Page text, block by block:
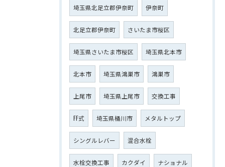
埼玉県北足立郡伊奈町 伊奈町
北足立郡伊奈町 さいたま市桜区
埼玉県さいたま市桜区 埼玉県北本市
北本市 埼玉県鴻巣市 鴻巣市
上尾市 埼玉県上尾市 交換工事
FF式 埼玉県桶川市 メタルトップ
シングルレバー 混合水栓
水栓交換工事 カクダイ ナショナル